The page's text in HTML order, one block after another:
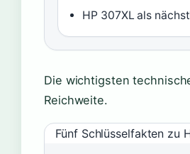
HP 307XL als
Die wichtigsten
Reichweite.
Fünf Schlüsselfakten zu